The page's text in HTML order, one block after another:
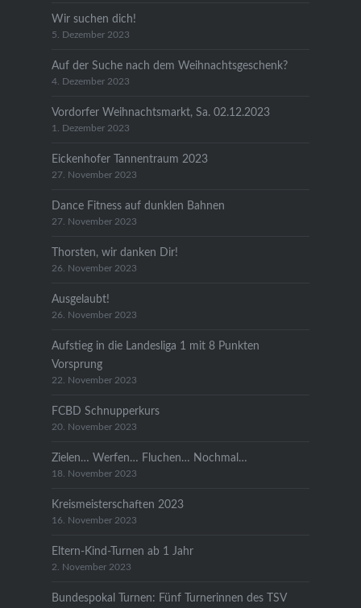
Wir suchen dich!
5. Dezember 2023
Auf der Suche nach dem Weihnachtsgeschenk?
4. Dezember 2023
Vordorfer Weihnachtsmarkt, Sa. 02.12.2023
1. Dezember 2023
Eickenhofer Tannentraum 2023
27. November 2023
Dance Fitness auf dunklen Bahnen
27. November 2023
Thorsten, wir danken Dir!
26. November 2023
Ausgelaubt!
26. November 2023
Aufstieg in die Landesliga 1 mit 8 Punkten
Vorsprung
22. November 2023
FCBD Schnupperkurs
20. November 2023
Zielen… Werfen… Fluchen… Nochmal…
18. November 2023
Kreismeisterschaften 2023
16. November 2023
Eltern-Kind-Turnen ab 1 Jahr
2. November 2023
Bundespokal Turnen: Fünf Turnerinnen des TSV